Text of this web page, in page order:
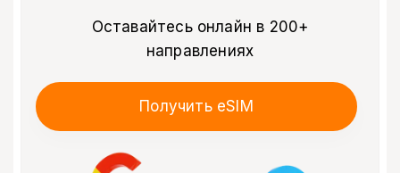
Оставайтесь онлайн в 200+
направлениях
Получить eSIM